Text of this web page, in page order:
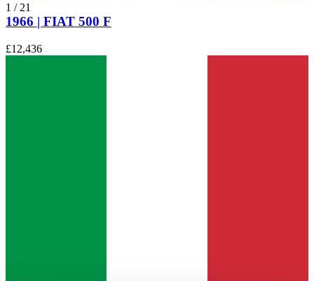
1 / 21
1966 | FIAT 500 F
£12,436